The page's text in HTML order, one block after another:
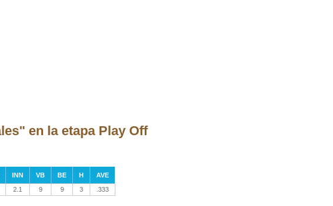
en la etapa Play Off
INN VB BE H
AVE
2.1 9 9 3 .333